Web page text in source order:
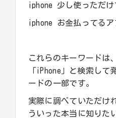
iphone 少し使っただけ
iphone お金払ってる
これらのキーワードは
「iPhone」と検索して
ードの一部です。
実際に調べていただけ
ういった本当に知りた